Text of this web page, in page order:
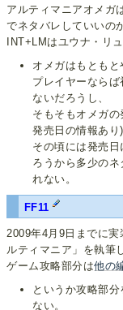
アルティマニアオメガ
でネタバレしていいの
INT+LMはユウナ・リ
オメガはもとも
プレイヤーなら
ないだろうし、
そもそもオメガ
発売日の情報あり
その頃には発売
ろうから多少の
れない。
FF11
2009年4月9日までに
ルティマニア」を執筆
ゲーム攻略部分は他の
というか攻略部
ない。